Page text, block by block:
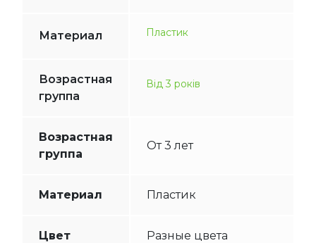
Материал Пластик
Возрастная
группа
Від 3 років
Возрастная
группа
От 3 лет
Материал Пластик
Цвет Разные цвета